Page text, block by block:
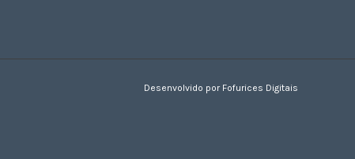
Desenvolvido por Fofurices Digitais